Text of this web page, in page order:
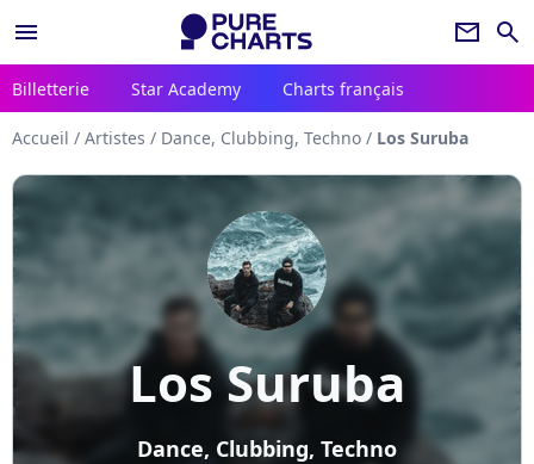
menu newsletter search
Billetterie Star Academy Charts français
Accueil / Artistes / Dance, Clubbing, Techno / Los Suruba
Los Suruba
Dance, Clubbing, Techno